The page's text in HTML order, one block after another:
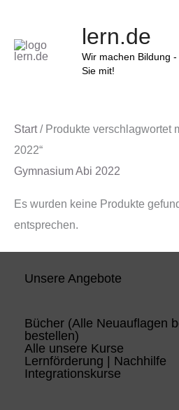
springen
lern.de
Wir machen Bildung -
Sie mit!
Start/ Produkte verschlagwortet
2022“
Gymnasium Abi 2022
Es wurden keine Produkte
entsprechen.
Unsere Angebote
Bücher (Alle Neuauflagen
bestellen)
Alle unsere Kurse
Lernförderung | Nachhilfe
Integrationskurse